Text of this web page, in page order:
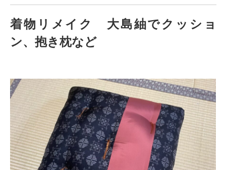
着物リメイク 大島紬でクッショ
ン、抱き枕など